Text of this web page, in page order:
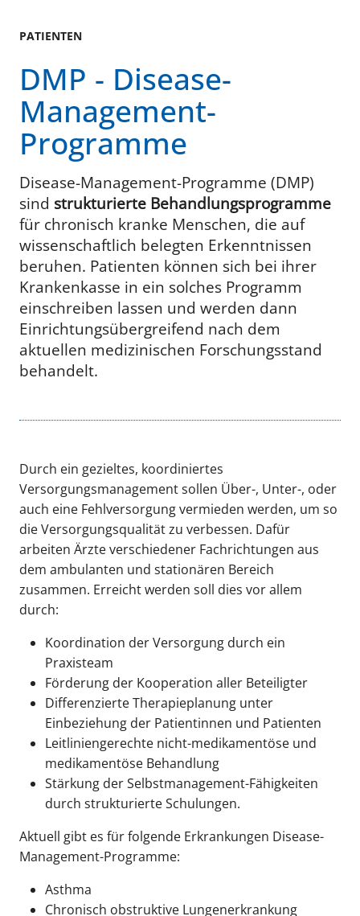
PATIENTEN
DMP - Disease-
Management-
Programme
Disease-Management-Programme (DMP)
sind strukturierte Behandlungsprogramme
für chronisch kranke Menschen, die auf
wissenschaftlich belegten Erkenntnissen
beruhen. Patienten können sich bei ihrer
Krankenkasse in ein solches Programm
einschreiben lassen und werden dann
Einrichtungsübergreifend nach dem
aktuellen medizinischen Forschungsstand
behandelt.
Durch ein gezieltes, koordiniertes
Versorgungsmanagement sollen Über-, Unter-, oder
auch eine Fehlversorgung vermieden werden, um so
die Versorgungsqualität zu verbessen. Dafür
arbeiten Ärzte verschiedener Fachrichtungen aus
dem ambulanten und stationären Bereich
zusammen. Erreicht werden soll dies vor allem
durch:
Koordination der Versorgung durch ein
Praxisteam
Förderung der Kooperation aller Beteiligter
Differenzierte Therapieplanung unter
Einbeziehung der Patientinnen und Patienten
Leitliniengerechte nicht-medikamentöse und
medikamentöse Behandlung
Stärkung der Selbstmanagement-Fähigkeiten
durch strukturierte Schulungen.
Aktuell gibt es für folgende Erkrankungen Disease-
Management-Programme:
Asthma
Chronisch obstruktive Lungenerkrankung